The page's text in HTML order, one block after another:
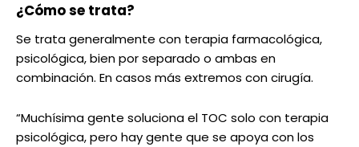
¿Cómo se trata?
Se trata generalmente con terapia farmacológica,
psicológica, bien por separado o ambas en
combinación. En casos más extremos con cirugía.
“Muchísima gente soluciona el TOC solo con terapia
psicológica, pero hay gente que se apoya con los